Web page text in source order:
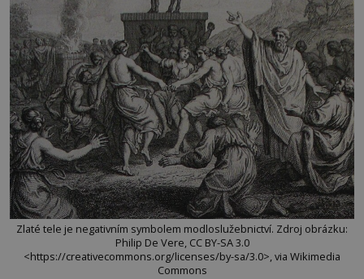
Zlaté tele je negativním symbolem modloslužebnictví. Zdroj obrázku:
Philip De Vere, CC BY-SA 3.0
<https://creativecommons.org/licenses/by-sa/3.0>, via Wikimedia
Commons